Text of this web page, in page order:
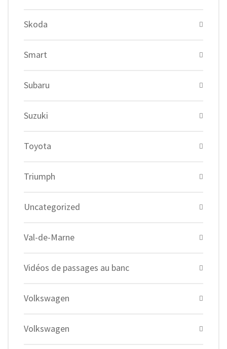
Skoda
Smart
Subaru
Suzuki
Toyota
Triumph
Uncategorized
Val-de-Marne
Vidéos de passages au banc
Volkswagen
Volkswagen